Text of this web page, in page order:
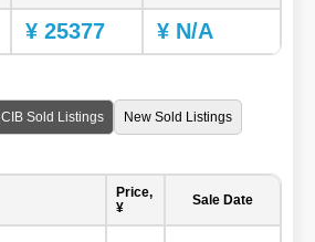
¥ 25377 ¥ N/A
CIB Sold Listings New Sold Listings
Price,
¥
Sale Date